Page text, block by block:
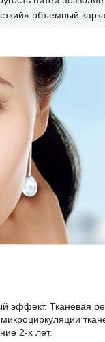
объемный
Тканевая
2-х лет.